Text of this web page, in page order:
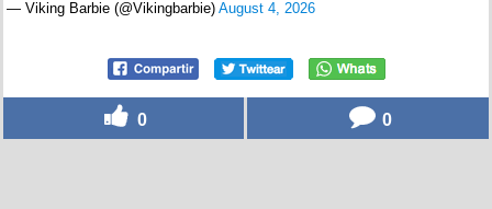
— Viking Barbie (@Vikingbarbie) August 4, 2026
0 0